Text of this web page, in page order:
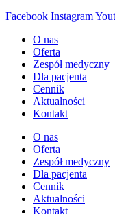
Facebook Instagram
O nas
Oferta
Zespół medyczny
Dla pacjenta
Cennik
Aktualności
Kontakt
O nas
Oferta
Zespół medyczny
Dla pacjenta
Cennik
Aktualności
Kontakt